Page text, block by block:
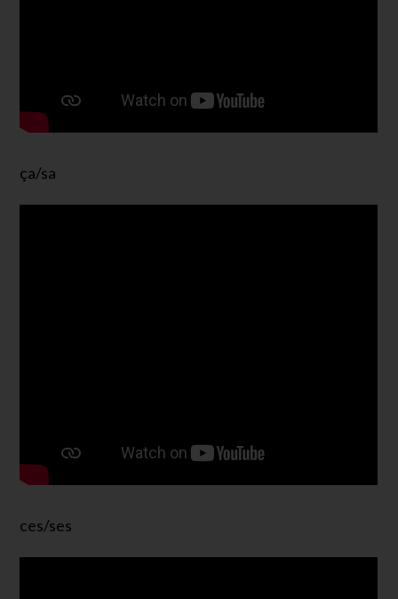
ça/sa
ces/ses